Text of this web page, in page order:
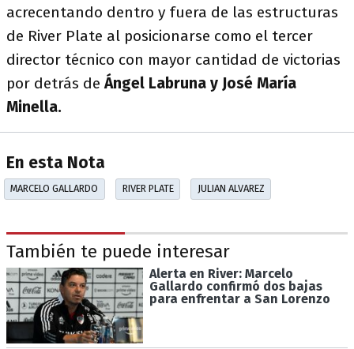
acrecentando dentro y fuera de las estructuras
de River Plate al posicionarse como el tercer
director técnico con mayor cantidad de victorias
por detrás deÁngel Labruna y José María
Minella.
En esta Nota
MARCELO GALLARDO RIVER PLATE JULIAN ALVAREZ
También te puede interesar
Alerta en River: Marcelo
Gallardo confirmó dos bajas
para enfrentar a San Lorenzo